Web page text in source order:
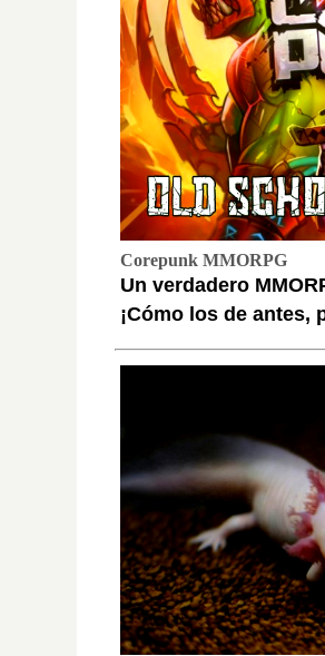
Corepunk MMORPG
Un verdadero
¡Cómo los de antes,